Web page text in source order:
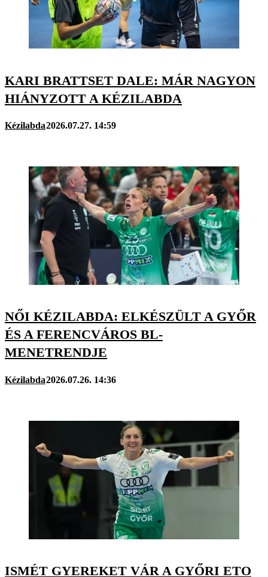
KARI BRATTSET DALE: MÁR NAGYON
HIÁNYZOTT A KÉZILABDA
Kézilabda2026.07.27. 14:59
NŐI KÉZILABDA: ELKÉSZÜLT A GYŐR
ÉS A FERENCVÁROS BL-
MENETRENDJE
Kézilabda2026.07.26. 14:36
ISMÉT GYEREKET VÁR A GYŐRI ETO